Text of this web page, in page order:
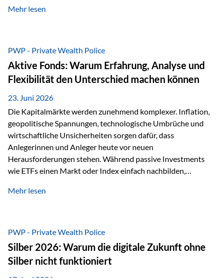
unumstößlich galten, versagen angesichts der expansiven
Nostalgie dar, sondern ist die modernste und strategisch
klügste Antwort auf globale Instabilität. Physische Werte
und der richtige Rechtsstandort sind heute keine bloße
Option mehr, sondern eine strategische Notwendigkeit. 1.
Der massive Aufwand hinter einem winzigen…
Mehr lesen
PWP - Private Wealth Police
Aktive Fonds: Warum Erfahrung, Analyse und
Flexibilität den Unterschied machen können
23. Juni 2026
Die Kapitalmärkte werden zunehmend komplexer. Inflation,
geopolitische Spannungen, technologische Umbrüche und
wirtschaftliche Unsicherheiten sorgen dafür, dass
Anlegerinnen und Anleger heute vor neuen
Herausforderungen stehen. Während passive Investments
wie ETFs einen Markt oder Index einfach nachbilden,
setzen auf die Expertise erfahrener Fondsmanager, die
Veränderungen geprägt ist, kann diese aktive
Herangehensweise einen entscheidenden Mehrwert bieten.
Was zeichnet aktive Fonds aus? Aktive Fonds verfolgen das
Ziel, nicht nur einen Markt abzubilden, sondern gezielt
Mehr lesen
PWP - Private Wealth Police
Silber 2026: Warum die digitale Zukunft ohne
Silber nicht funktioniert